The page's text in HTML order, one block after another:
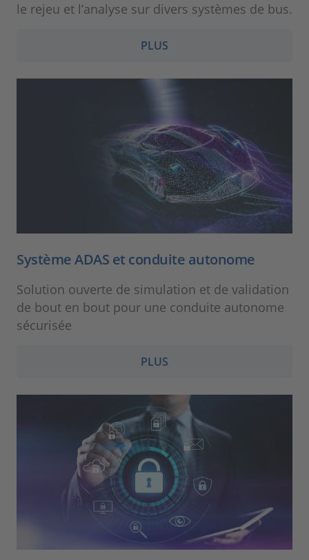
le rejeu et l’analyse sur divers systèmes de bus.
PLUS
Système ADAS et conduite autonome
Solution ouverte de simulation et de validation
de bout en bout pour une conduite autonome
sécurisée
PLUS